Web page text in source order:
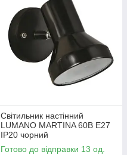
Світильник настінний
LUMANO MARTINA 60В Е27
IP20 чорний
Готово до відправки 13 од.